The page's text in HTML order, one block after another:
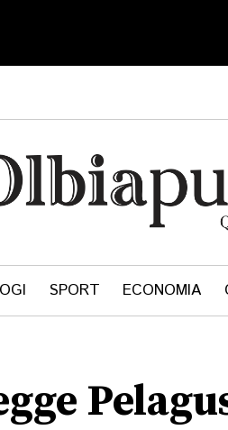
SPORT ECONOMIA